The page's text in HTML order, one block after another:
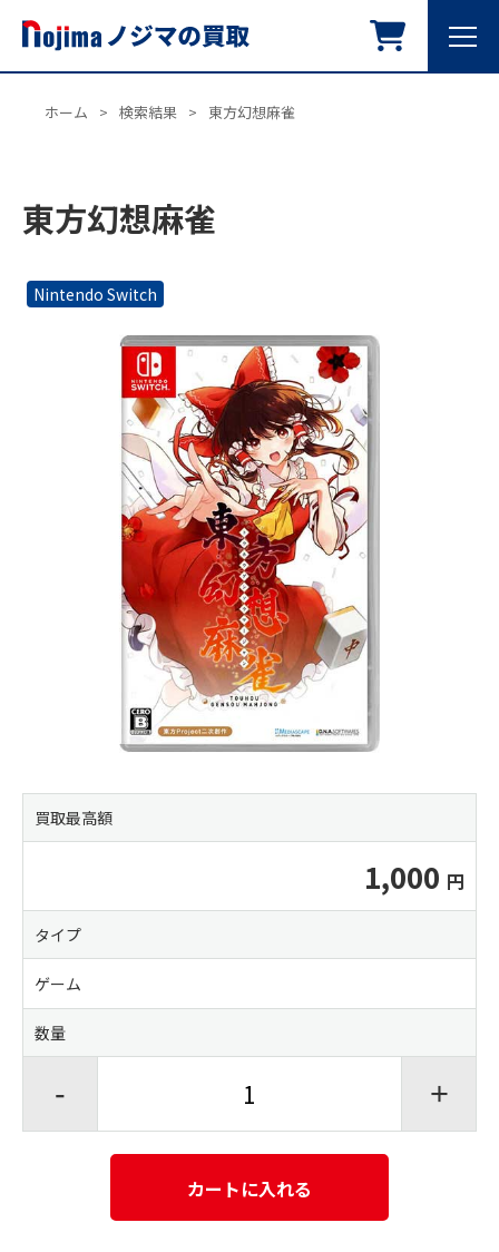
ホーム > 検索結果 > 東方幻想麻雀
東方幻想麻雀
Nintendo Switch
買取最高額
1,000
タイプ
ゲーム
数量
- +
カートに入れる